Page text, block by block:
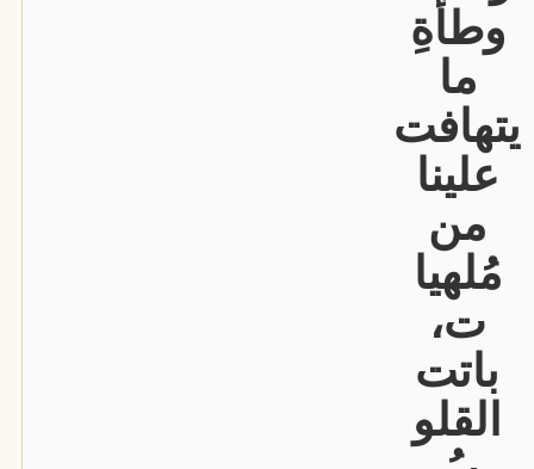
وطأةِ
ما
يتهافت
علينا
من
مُلهيا
ت،
باتت
القلو